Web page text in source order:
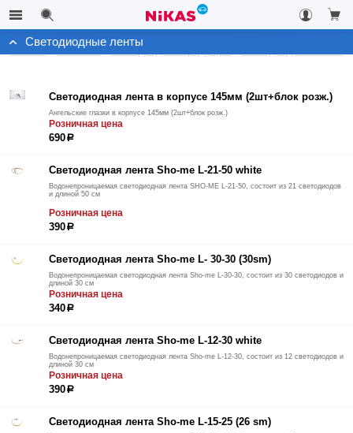
Автосвет
Светодиодные ленты
Светодиодная лента в корпусе 145мм (2шт+блок розж.)
Ангельские глазки в корпусе 145мм (2шт+блок розж.)
Розничная цена
690р
Светодиодная лента Sho-me L-21-50 white
Водонепроницаемая светодиодная лента SHO-ME L-21-50, состоит из 21 светодиодов
и длиной 50 см
Розничная цена
390р
Светодиодная лента Sho-me L- 30-30 (30sm)
Водонепроницаемая светодиодная лента Sho-me L-30-30, состоит из 30 светодиодов и
длиной 30 см
Розничная цена
340р
Светодиодная лента Sho-me L-12-30 white
Водонепроницаемая светодиодная лента Sho-me L-12-30, состоит из 12 светодиодов и
длиной 30 см
Розничная цена
390р
Светодиодная лента Sho-me L-15-25 (26 sm)